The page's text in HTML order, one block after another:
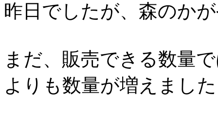
昨日でしたが、森のか
まだ、販売できる数量
よりも数量が増えまし